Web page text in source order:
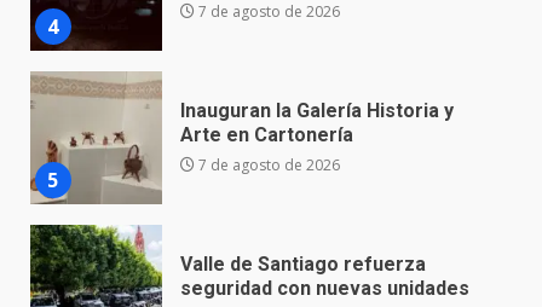
5
7 de agosto de 2026
6
Valle de Santiago refuerza
seguridad con nuevas unidades
7 de agosto de 2026
Los Pastores: tradición que
resiste al paso del tiempo